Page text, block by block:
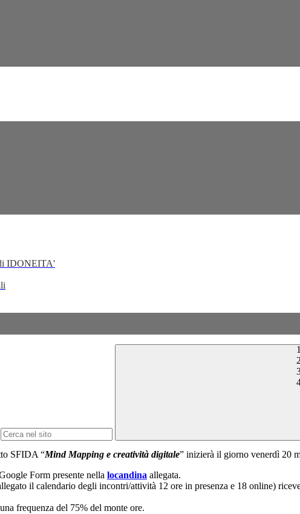
IDONEITA'
SFIDA “Mind Mapping e creatività digitale” inizierà il giorno venerdì 20
Form presente nella locandina allegata.
il calendario degli incontri/attività 12 ore in presenza e 18 online)
frequenza del 75% del monte ore.